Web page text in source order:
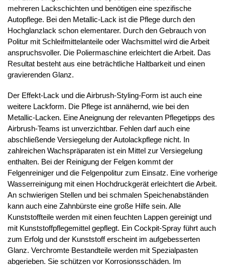
mehreren Lackschichten und benötigen eine spezifische
Autopflege. Bei den Metallic-Lack ist die Pflege durch den
Hochglanzlack schon elementarer. Durch den Gebrauch von
Politur mit Schleifmittelanteile oder Wachsmittel wird die Arbeit
anspruchsvoller. Die Poliermaschine erleichtert die Arbeit. Das
Resultat besteht aus eine beträchtliche Haltbarkeit und einen
gravierenden Glanz.
Der Effekt-Lack und die Airbrush-Styling-Form ist auch eine
weitere Lackform. Die Pflege ist annähernd, wie bei den
Metallic-Lacken. Eine Aneignung der relevanten Pflegetipps des
Airbrush-Teams ist unverzichtbar. Fehlen darf auch eine
abschließende Versiegelung der Autolackpflege nicht. In
zahlreichen Wachspräparaten ist ein Mittel zur Versiegelung
enthalten. Bei der Reinigung der Felgen kommt der
Felgenreiniger und die Felgenpolitur zum Einsatz. Eine vorherige
Wasserreinigung mit einen Hochdruckgerät erleichtert die Arbeit.
An schwierigen Stellen und bei schmalen Speichenabständen
kann auch eine Zahnbürste eine große Hilfe sein. Alle
Kunststoffteile werden mit einen feuchten Lappen gereinigt und
mit Kunststoffpflegemittel gepflegt. Ein Cockpit-Spray führt auch
zum Erfolg und der Kunststoff erscheint im aufgebesserten
Glanz. Verchromte Bestandteile werden mit Spezialpasten
abgerieben. Sie schützen vor Korrosionsschäden. Im